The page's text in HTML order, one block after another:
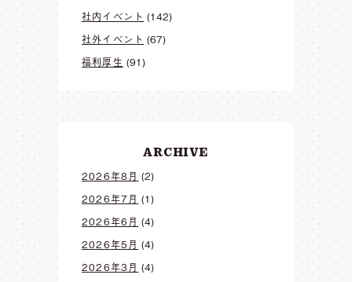
社内イベント (142)
社外イベント (67)
福利厚生 (91)
ARCHIVE
2026年8月 (2)
2026年7月 (1)
2026年6月 (4)
2026年5月 (4)
2026年3月 (4)